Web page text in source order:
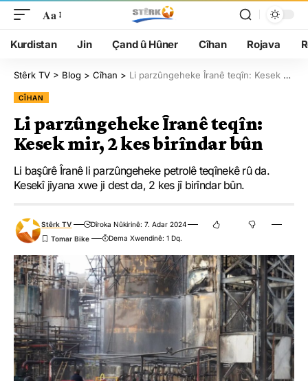
Aa
Kurdistan Jin Çand û Hûner Cîhan Rojava
Stêrk TV > Blog > Cîhan > Li parzûngeheke Îranê teqîn: Kesek mir, 2 kes birîndar bûn
CÎHAN
Li parzûngeheke Îranê teqîn:
Kesek mir, 2 kes birîndar bûn
Li başûrê Îranê li parzûngeheke petrolê teqînekê rû da.
Kesekî jiyana xwe ji dest da, 2 kes jî birîndar bûn.
Stêrk TV
Dîroka Nûkirinê: 7. Adar 2024
Dema Xwendinê: 1 Dq.